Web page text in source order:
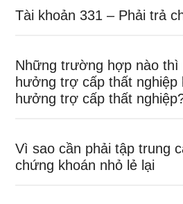
Tài khoản 331 – Phải trả
Những trường hợp nào thì
hưởng trợ cấp thất nghiệp
hưởng trợ cấp thất
Vì sao cần phải tập trung
chứng khoán nhỏ lẻ lại